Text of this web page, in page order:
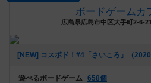
ボードゲームカ
広島県広島市中区大手町2-6-
[NEW] コスボド！#4「さいころ」（
遊べるボードゲーム 658個